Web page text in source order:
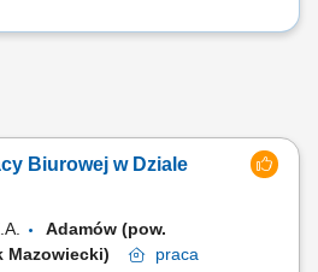
Biurowej w Dziale
Adamów (pow.
Mazowiecki)
praca